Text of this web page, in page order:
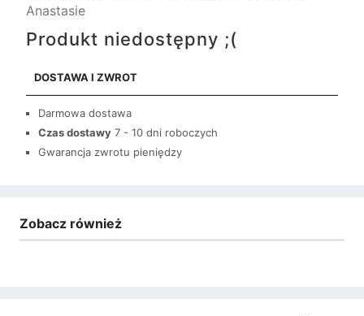
Anastasie
Produkt niedostępny ;(
DOSTAWA I ZWROT
Darmowa dostawa
Czas dostawy 7 - 10 dni roboczych
Gwarancja zwrotu pieniędzy
Zobacz również